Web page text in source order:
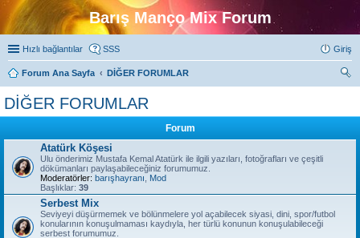
Barış Manço Mix Forum
Hızlı bağlantılar SSS Giriş
Forum Ana Sayfa
DİĞER FORUMLAR
DİĞER FORUMLAR
Forum
Atatürk Köşesi
Ulu önderimiz Mustafa Kemal Atatürk ile ilgili yazıları, fotoğrafları ve çeşitli
dökümanları paylaşabileceğiniz forumumuz.
Moderatörler: barışhayranı
Mod
Başlıklar: 39
Serbest Mix
Seviyeyi düşürmemek ve bölünmelere yol açabilecek siyasi, dini, spor/futbol
konularının konuşulmaması kaydıyla, her türlü konunun konuşulabileceği
serbest forumumuz.